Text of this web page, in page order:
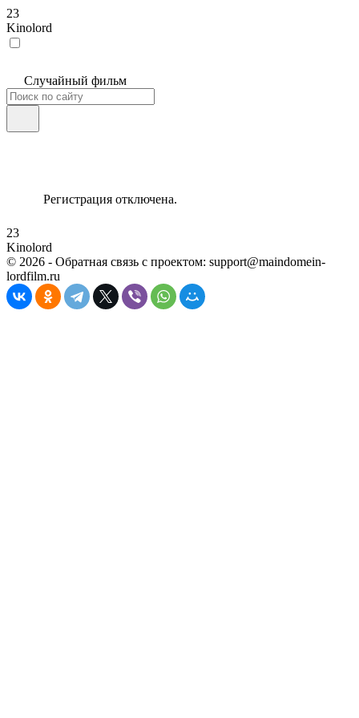
23
Kinolord
Случайный фильм
Регистрация отключена.
23
Kinolord
© 2026 - Обратная связь с проектом: support@maindomein-
lordfilm.ru